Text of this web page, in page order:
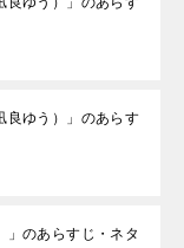
良ゆう）」のあらす
」のあらすじ・ネタ